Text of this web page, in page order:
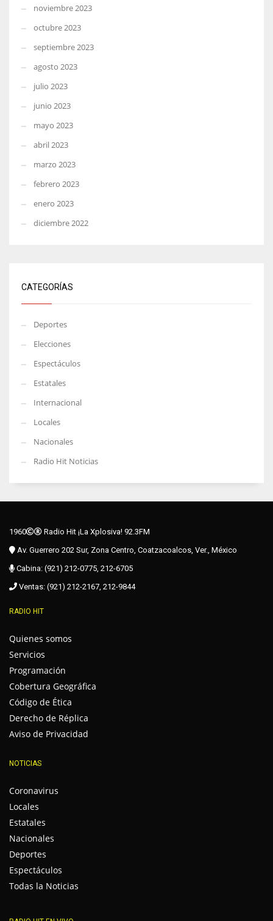
noviembre 2023
octubre 2023
septiembre 2023
agosto 2023
julio 2023
junio 2023
mayo 2023
abril 2023
marzo 2023
febrero 2023
enero 2023
diciembre 2022
CATEGORÍAS
Deportes
Elecciones
Espectáculos
Estatales
Internacional
Locales
Nacionales
Radio Hit Noticias
1960
Radio Hit ¡La Xplosiva! 92.3FM
Av. Guerrero 202 Sur, Zona Centro, Coatzacoalcos, Ver., México
Cabina: (921) 212-0775, 212-6705
Ventas: (921) 212-2167, 212-9844
RADIO HIT
Quienes somos
Servicios
Programación
Cobertura Geográfica
Código de Ética
Derecho de Réplica
Aviso de Privacidad
NOTICIAS
Coronavirus
Locales
Estatales
Nacionales
Deportes
Espectáculos
Todas la Noticias